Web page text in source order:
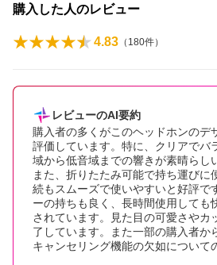
購入した人のレビュー
4.83 （ 180件）
レビューのAI要約
購入者の多くがこのヘッドホンのデ
評価しています。特に、クリアでバ
域から低音域までの響きが素晴らし
また、折りたたみ可能で持ち運びに
続もスムーズで使いやすいと好評で
ーの持ちも良く、長時間使用しても
されています。見た目の可愛さやカ
了しています。また一部の購入者か
キャンセリング機能の欠如について